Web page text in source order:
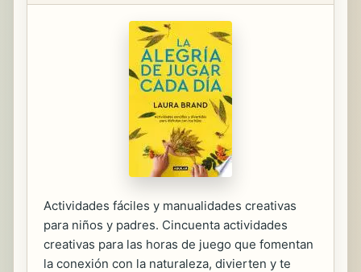
Actividades fáciles y manualidades creativas
para niños y padres. Cincuenta actividades
creativas para las horas de juego que fomentan
la conexión con la naturaleza, divierten y te